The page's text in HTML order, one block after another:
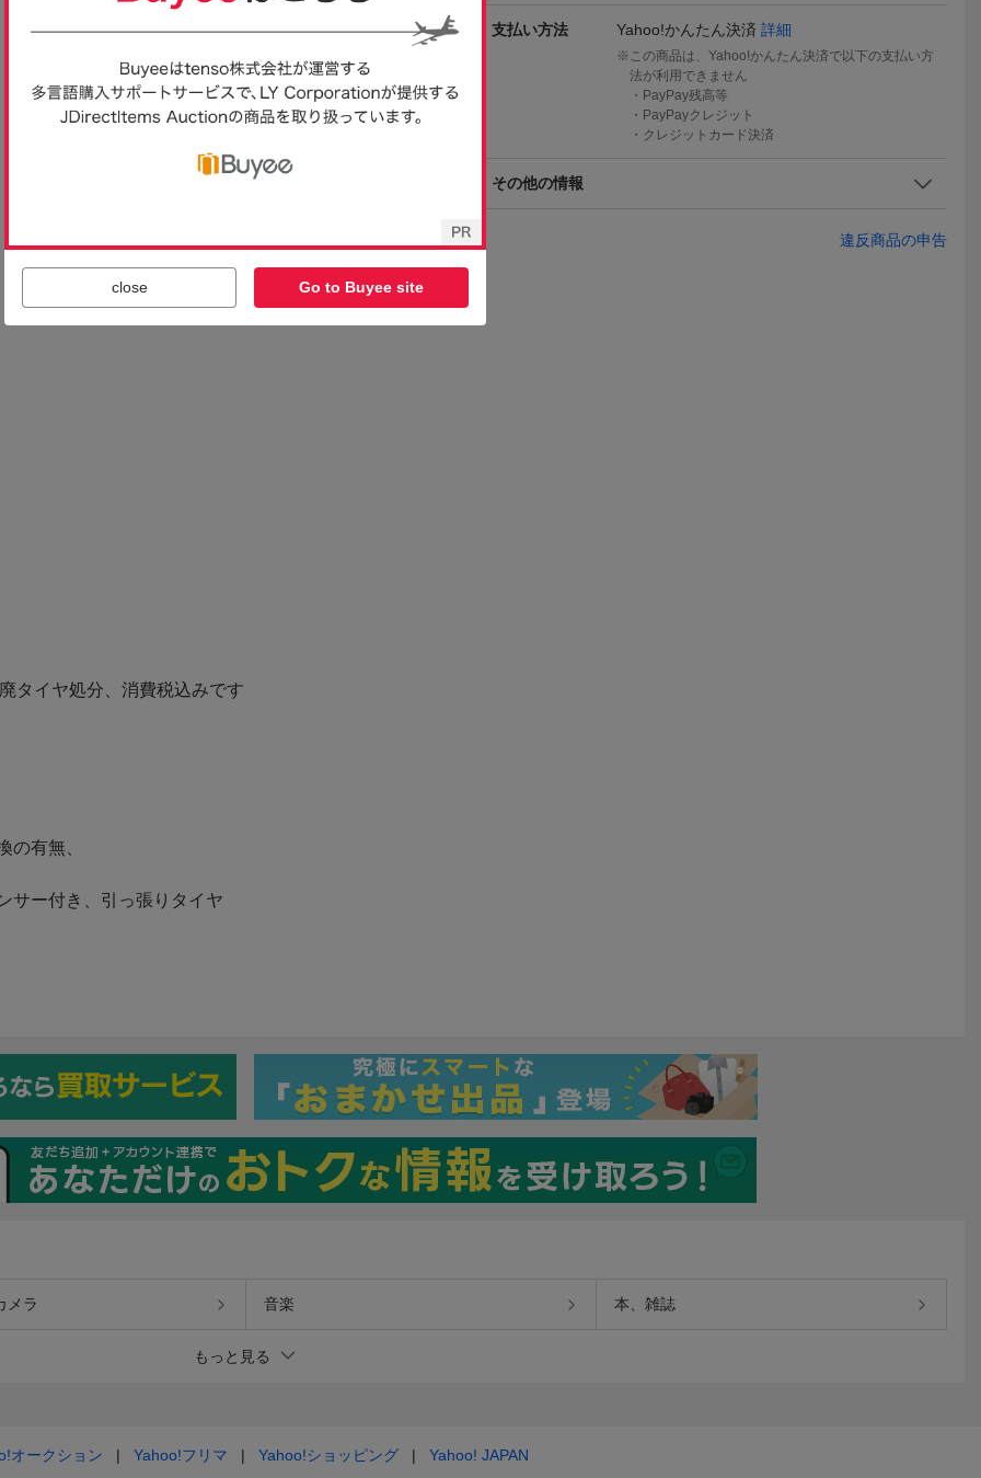
支払い方法 Yahoo!かんたん決済 詳細
この商品は、Yahoo!かんたん決済で以下の支払い方
法が利用できません
・PayPay残高等
・PayPayクレジット
・クレジットカード決済
その他の情報
違反商品の申告
メラ 音楽 本、雑誌
もっと見る
オークション Yahoo!フリマ Yahoo!ショッピング Yahoo! JAPAN
close Go to Buyee site